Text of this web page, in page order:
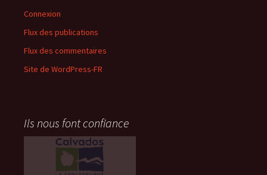
Connexion
Flux des publications
Flux des commentaires
Site de WordPress-FR
Ils nous font confiance